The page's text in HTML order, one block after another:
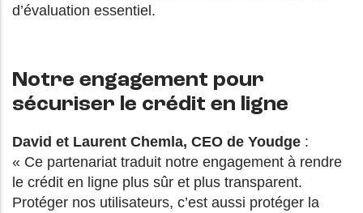
d’évaluation essentiel.
Notre engagement pour
sécuriser le crédit en ligne
David et Laurent Chemla, CEO de Youdge :
« Ce partenariat traduit notre engagement à rendre
le crédit en ligne plus sûr et plus transparent.
Protéger nos utilisateurs, c’est aussi protéger la